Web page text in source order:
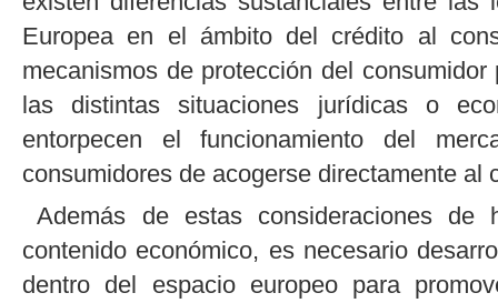
Europea en el ámbito del crédito al
mecanismos de protección del
las distintas situaciones jurídicas o
entorpecen el funcionamiento del
consumidores de acogerse directamente al
Además de estas consideraciones de
contenido económico, es necesario
dentro del espacio europeo para